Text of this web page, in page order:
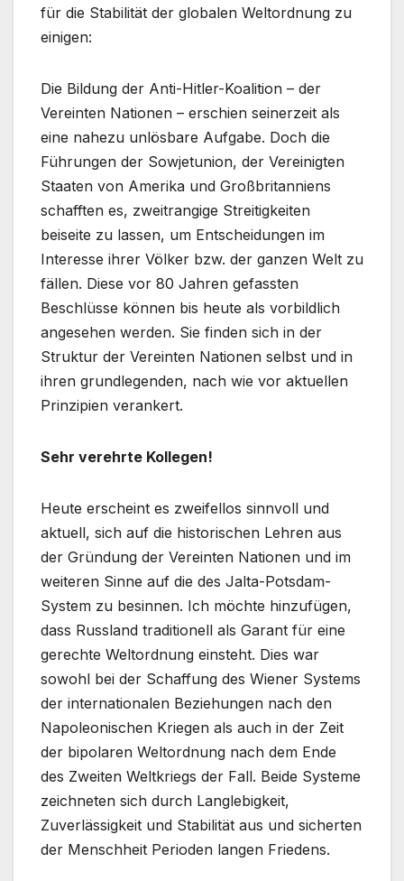
für die Stabilität der globalen Weltordnung zu
einigen:
Die Bildung der Anti-Hitler-Koalition – der
Vereinten Nationen – erschien seinerzeit als
eine nahezu unlösbare Aufgabe. Doch die
Führungen der Sowjetunion, der Vereinigten
Staaten von Amerika und Großbritanniens
schafften es, zweitrangige Streitigkeiten
beiseite zu lassen, um Entscheidungen im
Interesse ihrer Völker bzw. der ganzen Welt zu
fällen. Diese vor 80 Jahren gefassten
Beschlüsse können bis heute als vorbildlich
angesehen werden. Sie finden sich in der
Struktur der Vereinten Nationen selbst und in
ihren grundlegenden, nach wie vor aktuellen
Prinzipien verankert.
Sehr verehrte Kollegen!
Heute erscheint es zweifellos sinnvoll und
aktuell, sich auf die historischen Lehren aus
der Gründung der Vereinten Nationen und im
weiteren Sinne auf die des Jalta-Potsdam-
System zu besinnen. Ich möchte hinzufügen,
dass Russland traditionell als Garant für eine
gerechte Weltordnung einsteht. Dies war
sowohl bei der Schaffung des Wiener Systems
der internationalen Beziehungen nach den
Napoleonischen Kriegen als auch in der Zeit
der bipolaren Weltordnung nach dem Ende
des Zweiten Weltkriegs der Fall. Beide Systeme
zeichneten sich durch Langlebigkeit,
Zuverlässigkeit und Stabilität aus und sicherten
der Menschheit Perioden langen Friedens.